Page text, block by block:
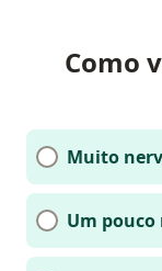
Como
Muito
Um pouco